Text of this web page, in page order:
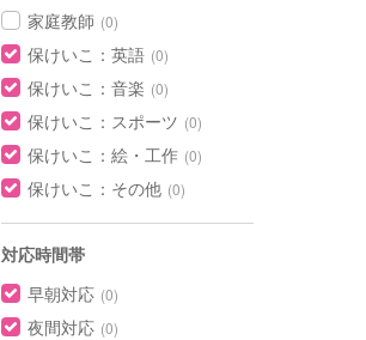
家庭教師 (0)
保けいこ：英語 (0)
保けいこ：音楽 (0)
保けいこ：スポーツ (0)
保けいこ：絵・工作 (0)
保けいこ：その他 (0)
対応時間帯
早朝対応 (0)
夜間対応 (0)